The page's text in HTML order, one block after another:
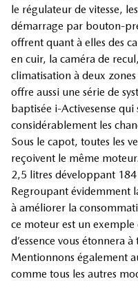
le régulateur de vitesse,
démarrage par bouton-
offrent quant à elles des
en cuir, la caméra de
climatisation à deux
offre aussi une série de
baptisée i-Activesense
considérablement les
Sous le capot, toutes les
reçoivent le même
2,5 litres développant
Regroupant évidemment
à améliorer la
ce moteur est un exemple
d’essence vous étonnera
Mentionnons également
comme tous les autres